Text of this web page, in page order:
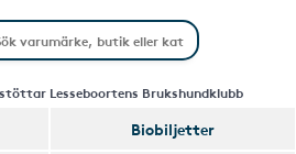
Lesseboortens Brukshundklubb
Biobiljetter